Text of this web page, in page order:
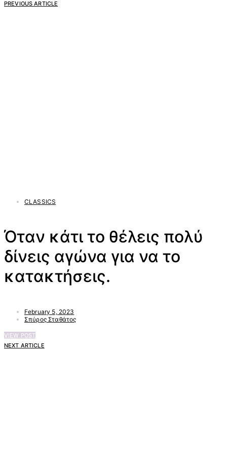
PREVIOUS ARTICLE
CLASSICS
Όταν κάτι το θέλεις πολύ
δίνεις αγώνα για να το
κατακτήσεις.
February 5, 2023
Σπύρος Σταθάτος
VIEW POST
NEXT ARTICLE